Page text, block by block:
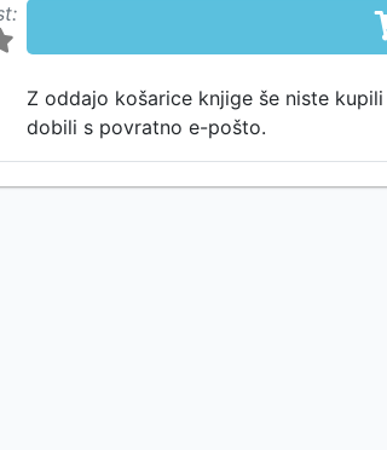
Z oddajo košarice knjige še niste
dobili s povratno e-pošto.